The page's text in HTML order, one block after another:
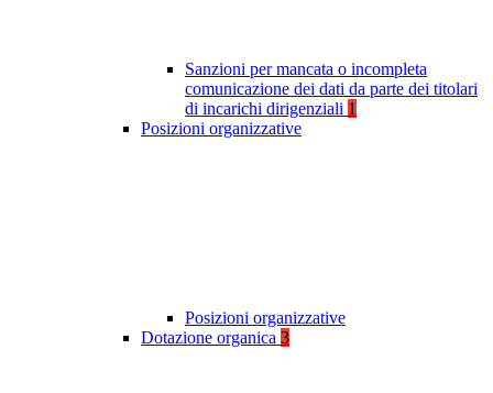
Sanzioni per mancata o incompleta
comunicazione dei dati da parte dei titolari
di incarichi dirigenziali 1
Posizioni organizzative
Posizioni organizzative
Dotazione organica 3